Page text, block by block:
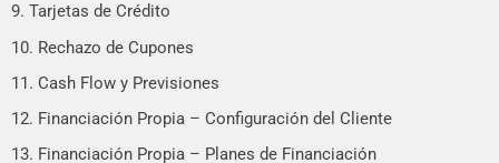
9. Tarjetas de Crédito
10. Rechazo de Cupones
11. Cash Flow y Previsiones
12. Financiación Propia – Configuración del Cliente
13. Financiación Propia – Planes de Financiación